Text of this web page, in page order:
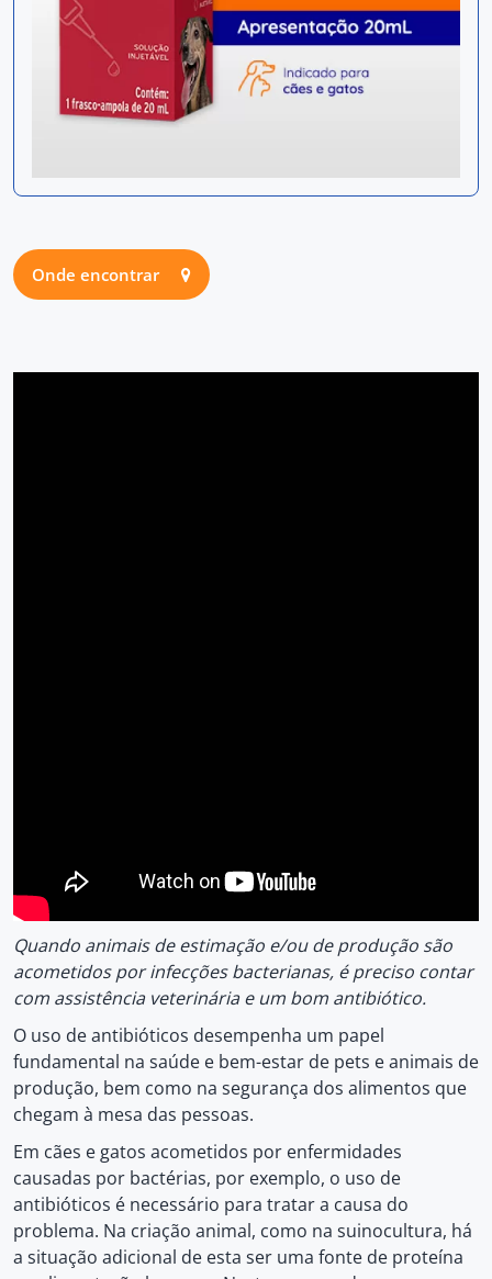
Onde encontrar
Quando animais de estimação e/ou de produção são
acometidos por infecções bacterianas, é preciso contar
com assistência veterinária e um bom antibiótico.
O uso de antibióticos desempenha um papel
fundamental na saúde e bem-estar de pets e animais de
produção, bem como na segurança dos alimentos que
chegam à mesa das pessoas.
Em cães e gatos acometidos por enfermidades
causadas por bactérias, por exemplo, o uso de
antibióticos é necessário para tratar a causa do
problema. Na criação animal, como na suinocultura, há
a situação adicional de esta ser uma fonte de proteína